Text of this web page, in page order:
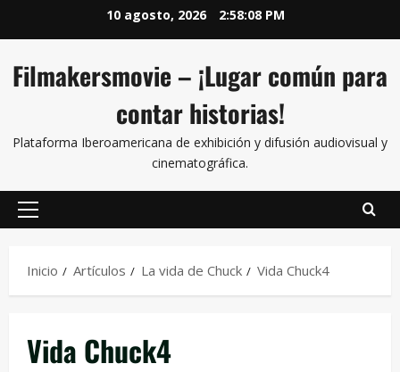
10 agosto, 2026 2:58:08 PM
Filmakersmovie – ¡Lugar común para
contar historias!
Plataforma Iberoamericana de exhibición y difusión audiovisual y
cinematográfica.
Inicio Artículos La vida de Chuck Vida Chuck4
Vida Chuck4